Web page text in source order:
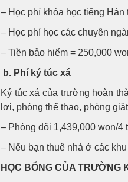
– Học phí khóa học tiếng Hàn
– Học phí học các chuyên
– Tiền bảo hiểm = 250,000
b. Phí ký túc xá
Ký túc xá của trường hoàn
lợi, phòng thể thao, phòng
– Phòng đôi 1,439,000 won/4
– Nếu bạn thuê nhà ở các
HỌC BỔNG CỦA TRƯỜNG